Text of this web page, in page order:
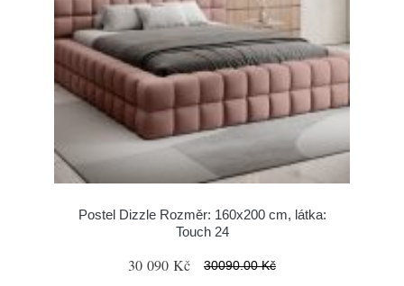
Postel Dizzle Rozměr: 160x200 cm, látka:
Touch 24
30 090 Kč 30090.00 Kč